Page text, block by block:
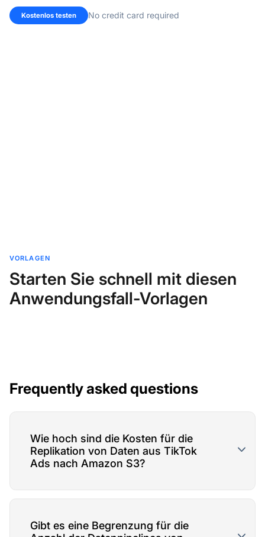
Kostenlos testen No credit card required
VORLAGEN
Starten Sie schnell mit diesen
Anwendungsfall-Vorlagen
Frequently asked questions
Wie hoch sind die Kosten für die
Replikation von Daten aus TikTok
Ads nach Amazon S3?
Gibt es eine Begrenzung für die